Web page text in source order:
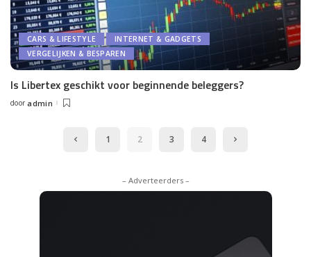
CARS & LIFESTYLE
INTERNET & GADGETS
VERGELIJKEN & BESPAREN
Is Libertex geschikt voor beginnende beleggers?
Posted
door admin
1 2 3 4
– Adverteerders –